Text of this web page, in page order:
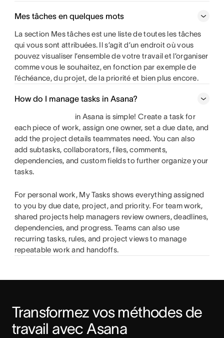
Mes tâches en quelques mots
La section Mes tâches est une liste de toutes les tâches
qui vous sont attribuées. Il s’agit d’un endroit où vous
pouvez visualiser l’ensemble de votre travail et l’organiser
comme vous le souhaitez, en fonction par exemple de
l’échéance, du projet, de la priorité et bien plus encore.
How do I manage tasks in Asana?
in Asana is simple! Create a task for
each piece of work, assign one owner, set a due date, and
add the project details teammates need. You can also
add subtasks, collaborators, files, comments,
dependencies, and custom fields to further organize your
tasks.
For personal work, My Tasks shows everything assigned
to you by due date, project, and priority. For team work,
shared projects help managers review owners, deadlines,
dependencies, and progress. Teams can also use
recurring tasks, rules, and project views to manage
repeatable work and handoffs.
Transformez vos méthodes de
travail avec Asana